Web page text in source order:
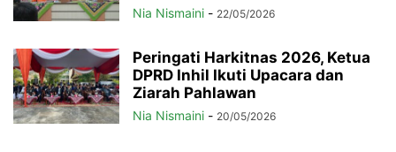
Nia Nismaini - 22/05/2026
Peringati Harkitnas 2026, Ketua
DPRD Inhil Ikuti Upacara dan
Ziarah Pahlawan
Nia Nismaini - 20/05/2026